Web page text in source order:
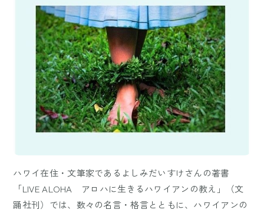
ハワイ在住・文筆家であるよしみだいすけさんの著書
「LIVE ALOHA アロハに生きるハワイアンの教え」（文
踊社刊）では、数々の名言・格言とともに、ハワイアンの